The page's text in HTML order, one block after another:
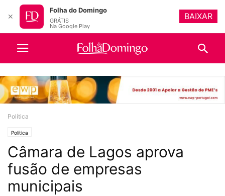
Política
Política
Câmara de Lagos aprova
fusão de empresas
municipais
✕
Folha do Domingo
GRÁTIS
Na Google Play
BAIXAR